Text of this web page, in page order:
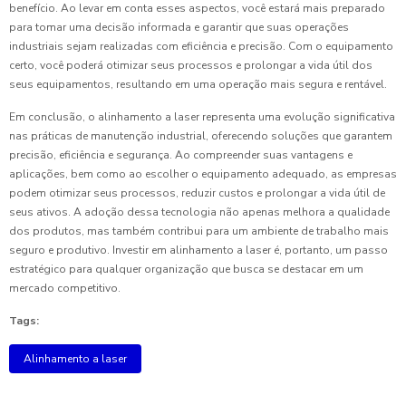
benefício. Ao levar em conta esses aspectos, você estará mais preparado
para tomar uma decisão informada e garantir que suas operações
industriais sejam realizadas com eficiência e precisão. Com o equipamento
certo, você poderá otimizar seus processos e prolongar a vida útil dos
seus equipamentos, resultando em uma operação mais segura e rentável.
Em conclusão, o alinhamento a laser representa uma evolução significativa
nas práticas de manutenção industrial, oferecendo soluções que garantem
precisão, eficiência e segurança. Ao compreender suas vantagens e
aplicações, bem como ao escolher o equipamento adequado, as empresas
podem otimizar seus processos, reduzir custos e prolongar a vida útil de
seus ativos. A adoção dessa tecnologia não apenas melhora a qualidade
dos produtos, mas também contribui para um ambiente de trabalho mais
seguro e produtivo. Investir em alinhamento a laser é, portanto, um passo
estratégico para qualquer organização que busca se destacar em um
mercado competitivo.
Tags:
Alinhamento a laser